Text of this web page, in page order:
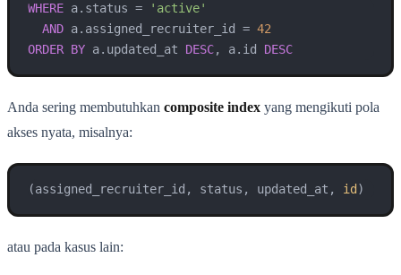
WHERE a.status =
'active'
AND a.assigned_recruiter_id = 42
ORDER BY a.updated_at DESC, a.id DESC
Anda sering membutuhkan composite index yang mengikuti pola
akses nyata, misalnya:
(assigned_recruiter_id, status, updated_at, id
atau pada kasus lain: